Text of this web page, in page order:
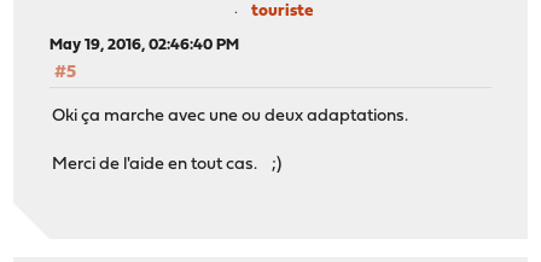
touriste
May 19, 2016, 02:46:40 PM
#5
Oki ça marche avec une ou deux adaptations.
Merci de l'aide en tout cas. ;)